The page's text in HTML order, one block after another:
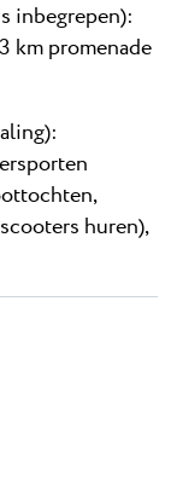
inbegrepen):
km promenade
huren),